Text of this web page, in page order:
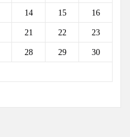
14 15 16
21 22 23
28 29 30